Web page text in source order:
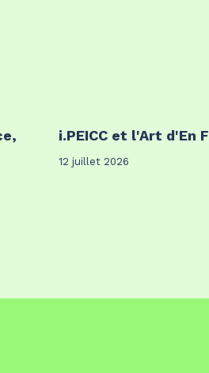
i.PEICC et l'Art d'En
12 juillet 2026